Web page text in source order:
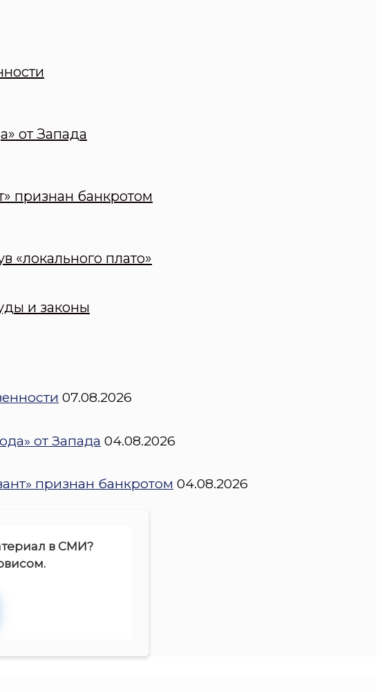
от Запада
признан банкротом
«локального плато»
и законы
07.08.2026
от Запада 04.08.2026
признан банкротом 04.08.2026
в СМИ?